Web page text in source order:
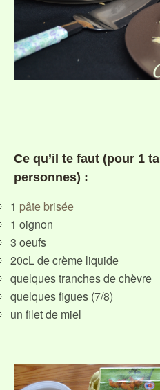
Ce qu’il te faut (pour 1
personnes) :
1 pâte brisée
1 oignon
3 oeufs
20cL de crème liquide
quelques tranches de chèvre
quelques figues (7/8)
un filet de miel